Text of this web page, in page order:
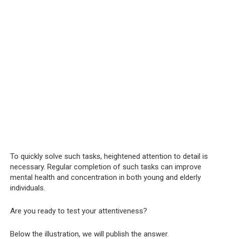
To quickly solve such tasks, heightened attention to detail is
necessary. Regular completion of such tasks can improve
mental health and concentration in both young and elderly
individuals.
Are you ready to test your attentiveness?
Below the illustration, we will publish the answer.